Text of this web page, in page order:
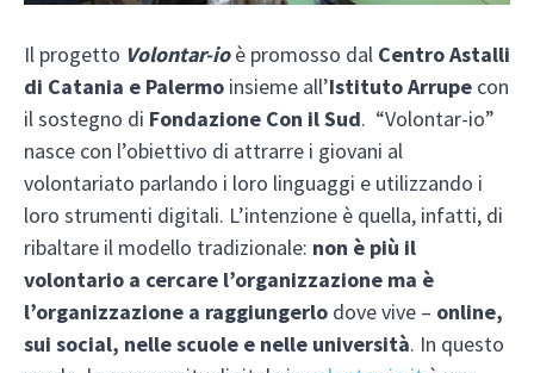
Il progetto Volontar-ioè promosso dal Centro Astalli
di Catania e Palermo insieme all’Istituto Arrupe con
il sostegno di Fondazione Con il Sud. “Volontar-io”
nasce con l’obiettivo di attrarre i giovani al
volontariato parlando i loro linguaggi e utilizzando i
loro strumenti digitali. L’intenzione è quella, infatti, di
ribaltare il modello tradizionale: non è più il
volontario a cercare l’organizzazione ma è
l’organizzazione a raggiungerlo dove vive – online,
sui social, nelle scuole e nelle università. In questo